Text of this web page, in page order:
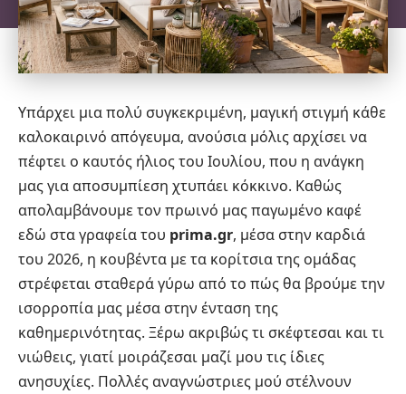
Υπάρχει μια πολύ συγκεκριμένη, μαγική στιγμή κάθε
καλοκαιρινό απόγευμα, ανούσια μόλις αρχίσει να
πέφτει ο καυτός ήλιος του Ιουλίου, που η ανάγκη
μας για αποσυμπίεση χτυπάει κόκκινο. Καθώς
απολαμβάνουμε τον πρωινό μας παγωμένο καφέ
εδώ στα γραφεία του prima.gr, μέσα στην καρδιά
του 2026, η κουβέντα με τα κορίτσια της ομάδας
στρέφεται σταθερά γύρω από το πώς θα βρούμε την
ισορροπία μας μέσα στην ένταση της
καθημερινότητας. Ξέρω ακριβώς τι σκέφτεσαι και τι
νιώθεις, γιατί μοιράζεσαι μαζί μου τις ίδιες
ανησυχίες. Πολλές αναγνώστριες μού στέλνουν